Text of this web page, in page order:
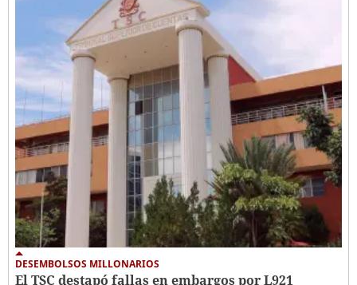
DESEMBOLSOS MILLONARIOS
El TSC destapó fallas en embargos por L921